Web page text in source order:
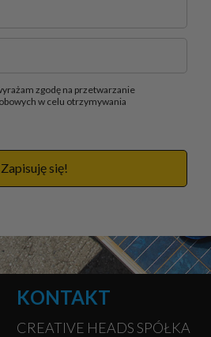
zgodę na przetwarzanie
w celu otrzymywania
Zapisuję się!
KONTAKT
CREATIVE HEADS SPÓŁKA